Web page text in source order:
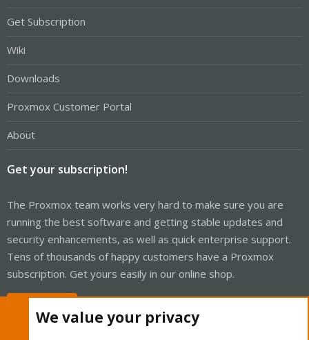
Get Subscription
Wiki
Downloads
Proxmox Customer Portal
About
Get your subscription!
The Proxmox team works very hard to make sure you are
running the best software and getting stable updates and
security enhancements, as well as quick enterprise support.
Tens of thousands of happy customers have a Proxmox
subscription. Get yours easily in our online shop.
We value your privacy